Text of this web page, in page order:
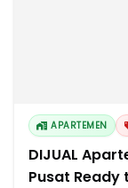
APARTEMEN
DIJUAL
Pusat Ready